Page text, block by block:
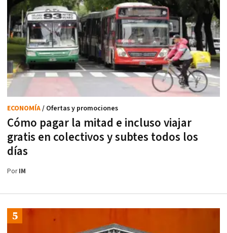
Cómo pagar la mitad e incluso viajar
gratis en colectivos y subtes todos los
días
ECONOMÍA/ Ofertas y promociones
PorIM